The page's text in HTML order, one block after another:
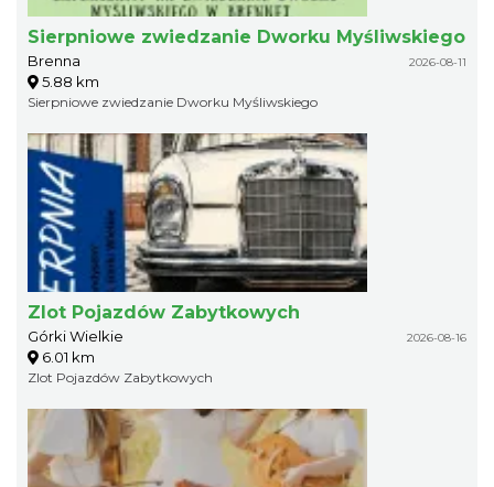
Sierpniowe zwiedzanie Dworku Myśliwskiego
Brenna 2026-08-11
5.88 km
Sierpniowe zwiedzanie Dworku Myśliwskiego
Zlot Pojazdów Zabytkowych
Górki Wielkie 2026-08-16
6.01 km
Zlot Pojazdów Zabytkowych